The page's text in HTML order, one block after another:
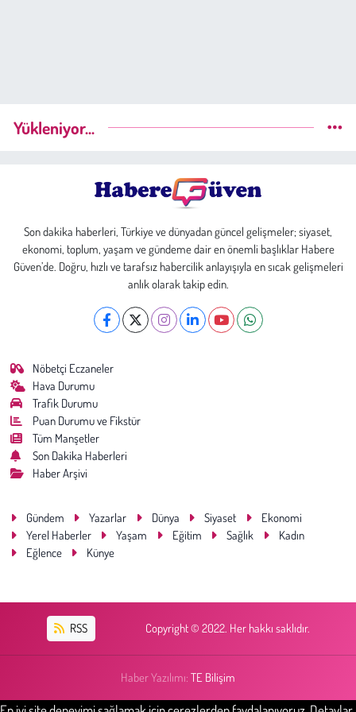
Yükleniyor...
Son dakika haberleri, Türkiye ve dünyadan güncel gelişmeler; siyaset,
ekonomi, toplum, yaşam ve gündeme dair en önemli başlıklar Habere
Güven’de. Doğru, hızlı ve tarafsız habercilik anlayışıyla en sıcak gelişmeleri
anlık olarak takip edin.
Nöbetçi Eczaneler
Hava Durumu
Trafik Durumu
Puan Durumu ve Fikstür
Tüm Manşetler
Son Dakika Haberleri
Haber Arşivi
Gündem Yazarlar Dünya Siyaset
Ekonomi
Yerel Haberler
Yaşam Eğitim Sağlık
Kadın
Eğlence
Künye
RSS Copyright © 2022. Her hakkı saklıdır.
Haber Yazılımı: TE Bilişim